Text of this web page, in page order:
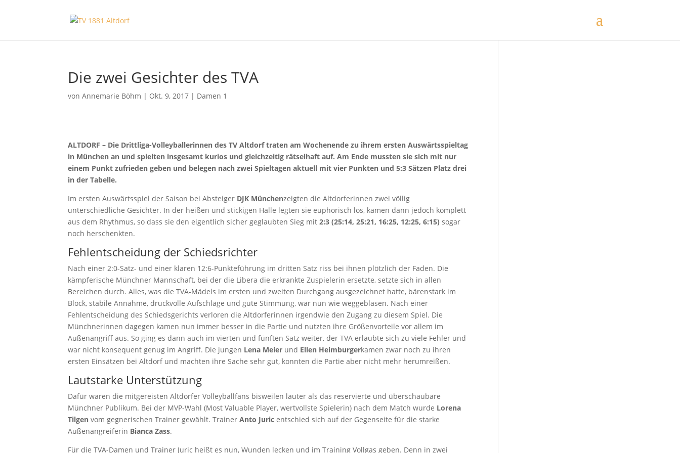
Die zwei Gesichter des TVA
vonAnnemarie Böhm | Okt. 9, 2017 | Damen 1
ALTDORF – Die Drittliga-Volleyballerinnen des TV Altdorf traten am Wochenende zu ihrem ersten Auswärtsspieltag
in München an und spielten insgesamt kurios und gleichzeitig rätselhaft auf. Am Ende mussten sie sich mit nur
einem Punkt zufrieden geben und belegen nach zwei Spieltagen aktuell mit vier Punkten und 5:3 Sätzen Platz drei
in der Tabelle.
Im ersten Auswärtsspiel der Saison bei Absteiger DJK Münchenzeigten die Altdorferinnen zwei völlig
unterschiedliche Gesichter. In der heißen und stickigen Halle legten sie euphorisch los, kamen dann jedoch komplett
aus dem Rhythmus, so dass sie den eigentlich sicher geglaubten Sieg mit2:3 (25:14, 25:21, 16:25, 12:25, 6:15) sogar
noch herschenkten.
Fehlentscheidung der Schiedsrichter
Nach einer 2:0-Satz- und einer klaren 12:6-Punkteführung im dritten Satz riss bei ihnen plötzlich der Faden. Die
kämpferische Münchner Mannschaft, bei der die Libera die erkrankte Zuspielerin ersetzte, setzte sich in allen
Bereichen durch. Alles, was die TVA-Mädels im ersten und zweiten Durchgang ausgezeichnet hatte, bärenstark im
Block, stabile Annahme, druckvolle Aufschläge und gute Stimmung, war nun wie weggeblasen. Nach einer
Fehlentscheidung des Schiedsgerichts verloren die Altdorferinnen irgendwie den Zugang zu diesem Spiel. Die
Münchnerinnen dagegen kamen nun immer besser in die Partie und nutzten ihre Größenvorteile vor allem im
Außenangriff aus. So ging es dann auch im vierten und fünften Satz weiter, der TVA erlaubte sich zu viele Fehler und
war nicht konsequent genug im Angriff. Die jungen Lena Meier und Ellen Heimburgerkamen zwar noch zu ihren
ersten Einsätzen bei Altdorf und machten ihre Sache sehr gut, konnten die Partie aber nicht mehr herumreißen.
Lautstarke Unterstützung
Dafür waren die mitgereisten Altdorfer Volleyballfans bisweilen lauter als das reservierte und überschaubare
Münchner Publikum. Bei der MVP-Wahl (Most Valuable Player, wertvollste Spielerin) nach dem Match wurde Lorena
Tilgen vom gegnerischen Trainer gewählt. TrainerAnto Juric entschied sich auf der Gegenseite für die starke
Außenangreiferin Bianca Zass.
Für die TVA-Damen und Trainer Juric heißt es nun, Wunden lecken und im Training Vollgas geben. Denn in zwei